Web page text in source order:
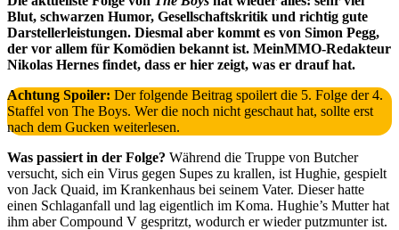
Blut, schwarzen Humor, Gesellschaftskritik und richtig gute
Darstellerleistungen. Diesmal aber kommt es von Simon Pegg,
der vor allem für Komödien bekannt ist. MeinMMO-Redakteur
Nikolas Hernes findet, dass er hier zeigt, was er drauf hat.
Achtung Spoiler: Der folgende Beitrag spoilert die 5. Folge der 4.
Staffel von The Boys. Wer die noch nicht geschaut hat, sollte erst
nach dem Gucken weiterlesen.
Was passiert in der Folge? Während die Truppe von Butcher
versucht, sich ein Virus gegen Supes zu krallen, ist Hughie, gespielt
von Jack Quaid, im Krankenhaus bei seinem Vater. Dieser hatte
einen Schlaganfall und lag eigentlich im Koma. Hughie’s Mutter hat
ihm aber Compound V gespritzt, wodurch er wieder putzmunter ist.